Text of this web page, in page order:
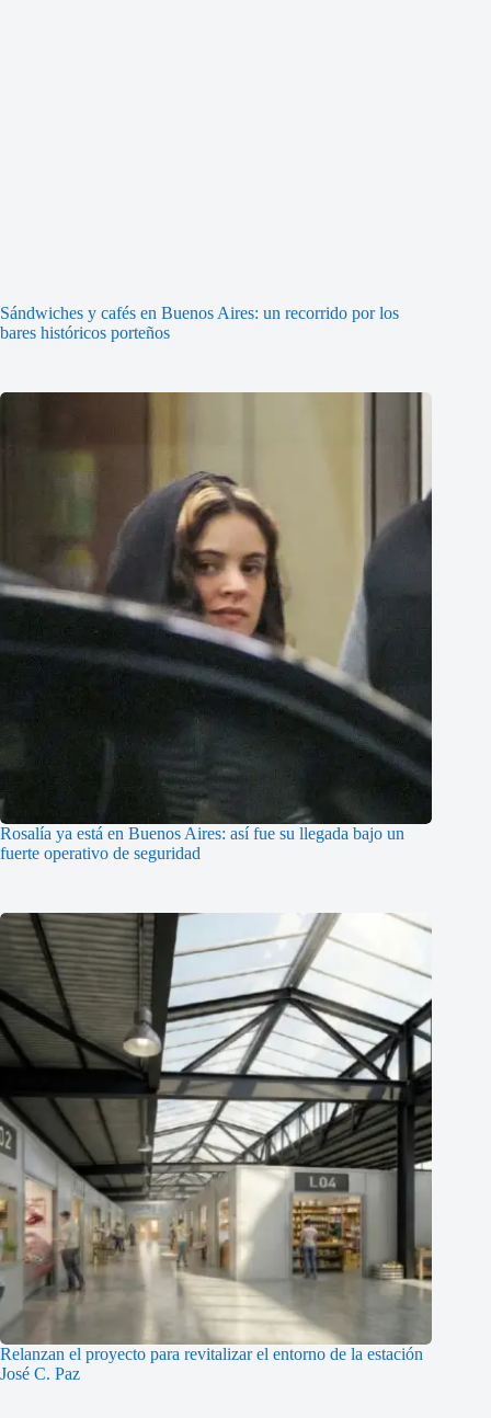
Sándwiches y cafés en Buenos Aires: un recorrido por los
bares históricos porteños
Rosalía ya está en Buenos Aires: así fue su llegada bajo un
fuerte operativo de seguridad
Relanzan el proyecto para revitalizar el entorno de la estación
José C. Paz